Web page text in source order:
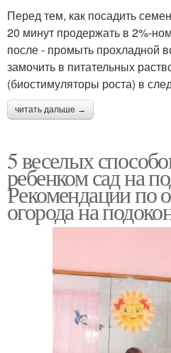
Перед тем, как посадить
20 минут продержать в 2%-
после - промыть прохладной
замочить в питательных
(биостимуляторы роста) в
читать дальше →
5 веселых
ребенком сад на
Рекомендации по
огорода на